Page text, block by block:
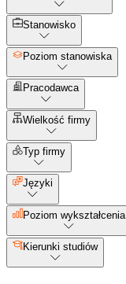
Stanowisko
Poziom stanowiska
Pracodawca
Wielkość firmy
Typ firmy
Języki
Poziom wykształcenia
Kierunki studiów